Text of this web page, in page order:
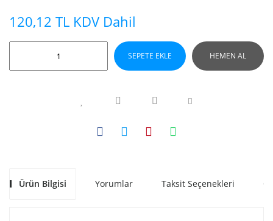
120,12 TL KDV Dahil
SEPETE EKLE HEMEN AL
Ürün Bilgisi Yorumlar Taksit Seçenekleri